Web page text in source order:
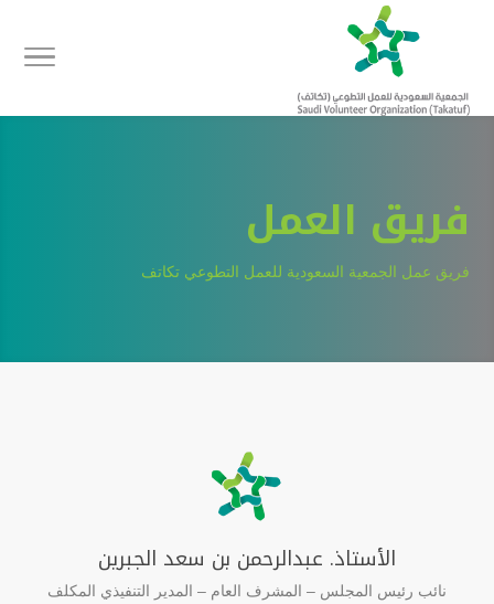
فريق العمل
فريق عمل الجمعية السعودية للعمل التطوعي تكاتف
الأستاذ. عبدالرحمن بن سعد الجبرين
نائب رئيس المجلس – المشرف العام – المدير التنفيذي المكلف